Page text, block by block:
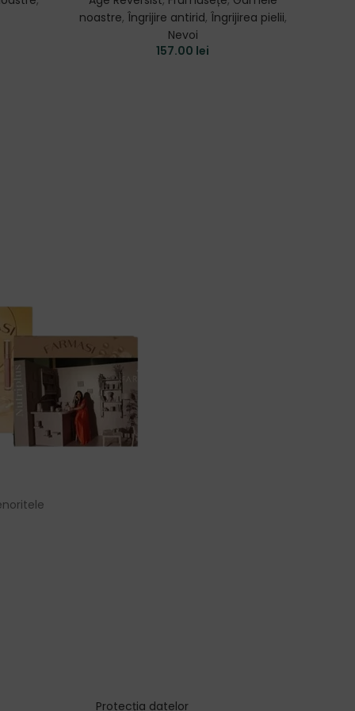
noastre, Îngrijire antirid, Îngrijirea pielii,
Nevoi
157.00 lei
Protecția datelor